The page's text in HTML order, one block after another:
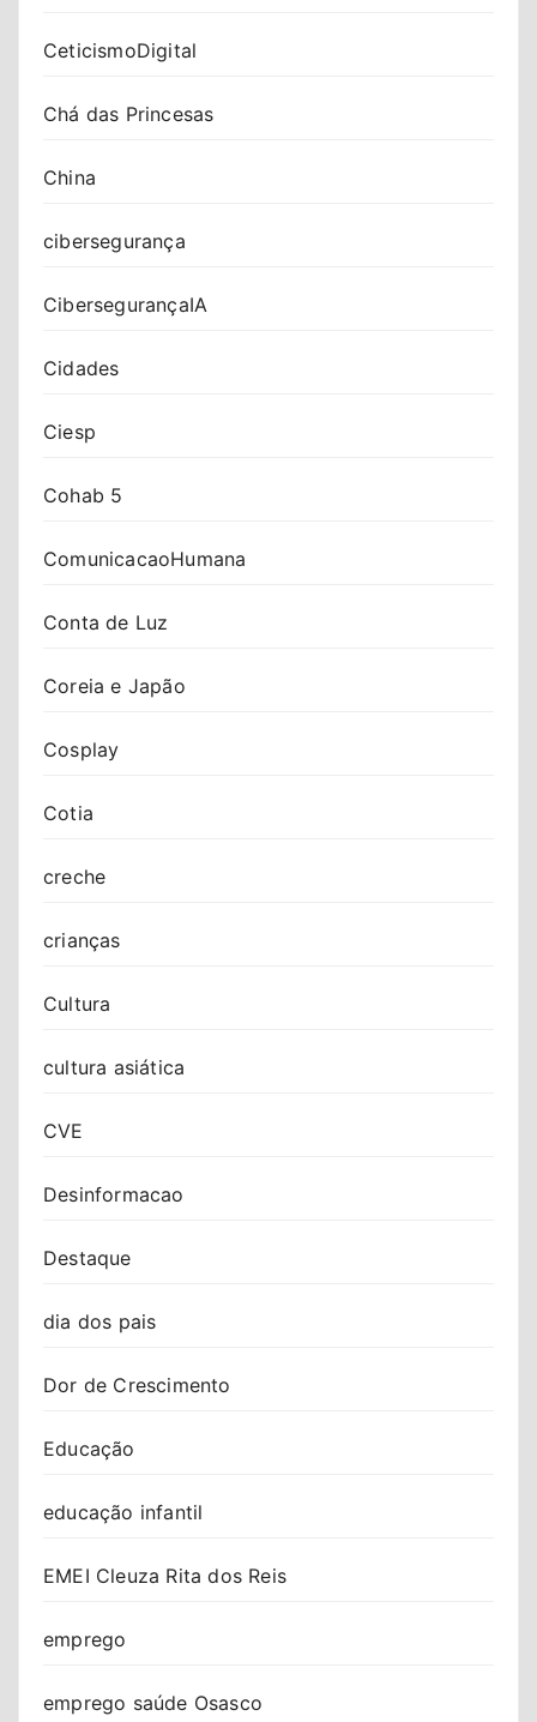
CeticismoDigital
Chá das Princesas
China
cibersegurança
CibersegurançaIA
Cidades
Ciesp
Cohab 5
ComunicacaoHumana
Conta de Luz
Coreia e Japão
Cosplay
Cotia
creche
crianças
Cultura
cultura asiática
CVE
Desinformacao
Destaque
dia dos pais
Dor de Crescimento
Educação
educação infantil
EMEI Cleuza Rita dos Reis
emprego
emprego saúde Osasco